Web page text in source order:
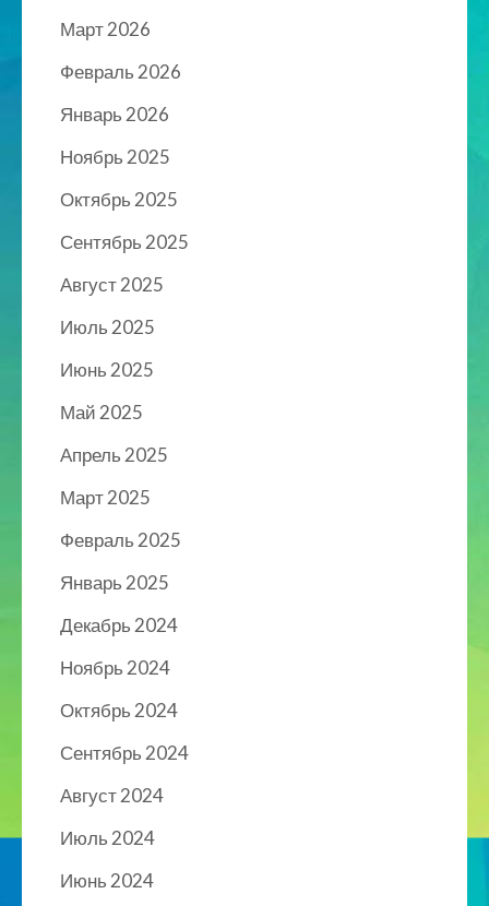
Март 2026
Февраль 2026
Январь 2026
Ноябрь 2025
Октябрь 2025
Сентябрь 2025
Август 2025
Июль 2025
Июнь 2025
Май 2025
Апрель 2025
Март 2025
Февраль 2025
Январь 2025
Декабрь 2024
Ноябрь 2024
Октябрь 2024
Сентябрь 2024
Август 2024
Июль 2024
Июнь 2024